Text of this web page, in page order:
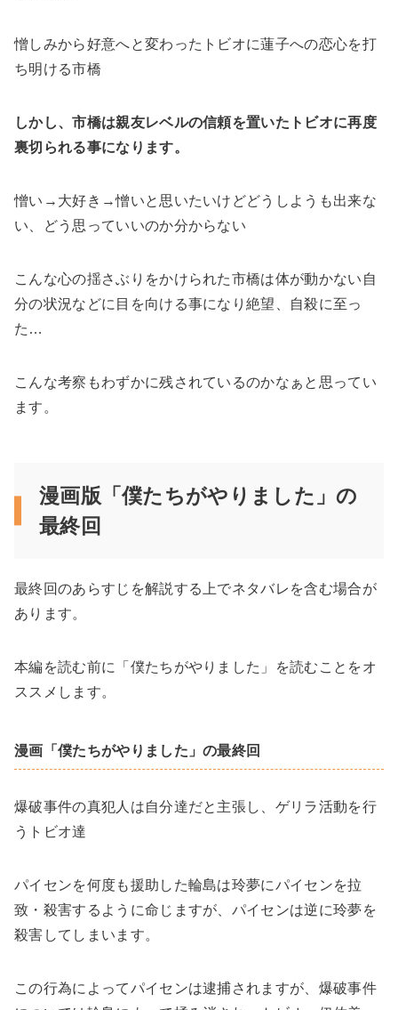
憎しみから好意へと変わったトビオに蓮子への恋心を打
ち明ける市橋
しかし、市橋は親友レベルの信頼を置いたトビオに再度
裏切られる事になります。
憎い→大好き→憎いと思いたいけどどうしようも出来な
い、どう思っていいのか分からない
こんな心の揺さぶりをかけられた市橋は体が動かない自
分の状況などに目を向ける事になり絶望、自殺に至っ
た…
こんな考察もわずかに残されているのかなぁと思ってい
ます。
漫画版「僕たちがやりました」の
最終回
最終回のあらすじを解説する上でネタバレを含む場合が
あります。
本編を読む前に「僕たちがやりました」を読むことをオ
ススメします。
漫画「僕たちがやりました」の最終回
爆破事件の真犯人は自分達だと主張し、ゲリラ活動を行
うトビオ達
パイセンを何度も援助した輪島は玲夢にパイセンを拉
致・殺害するように命じますが、パイセンは逆に玲夢を
殺害してしまいます。
この行為によってパイセンは逮捕されますが、爆破事件